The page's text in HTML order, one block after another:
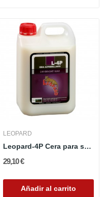
LEOPARD
Leopard-4P Cera para suelos plásticos
29,10 €
Añadir al carrito